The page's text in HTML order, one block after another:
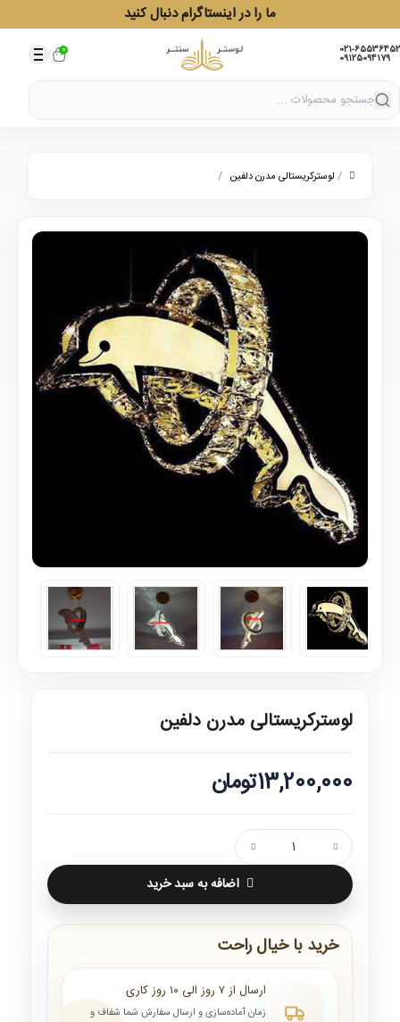
ما را در اینستاگرام دنبال کنید
021-65536452
09125094179
0
/ لوسترکریستالی مدرن دلفین /
لوسترکریستالی مدرن دلفین
13,200,000تومان
اضافه به سبد خرید
خرید با خیال راحت
ارسال از ۷ روز الی ۱۰ روز کاری
زمان آماده‌سازی و ارسال سفارش شما شفاف و